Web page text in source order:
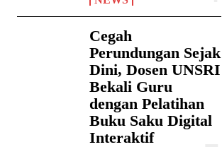
Cegah
Perundungan Sejak
Dini, Dosen UNSRI
Bekali Guru
dengan Pelatihan
Buku Saku Digital
Interaktif